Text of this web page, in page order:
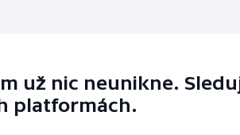
už nic neunikne.
platformách.